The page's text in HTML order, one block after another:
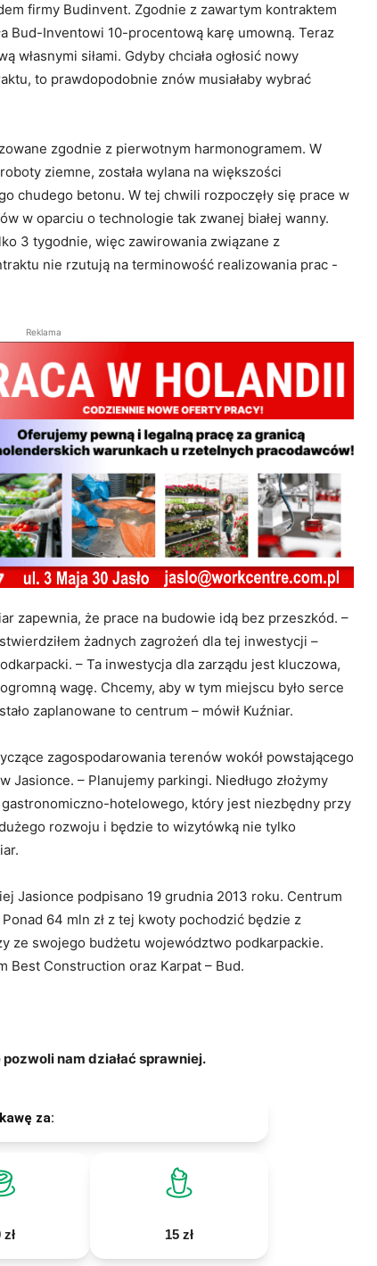
firmy Budinvent. Zgodnie z zawartym kontraktem
Bud-Inventowi 10-procentową karę umowną. Teraz
własnymi siłami. Gdyby chciała ogłosić nowy
to prawdopodobnie znów musiałaby wybrać
zgodnie z pierwotnym harmonogramem. W
ziemne, została wylana na większości
chudego betonu. W tej chwili rozpoczęły się prace w
w oparciu o technologie tak zwanej białej wanny.
3 tygodnie, więc zawirowania związane z
nie rzutują na terminowość realizowania prac -
Reklama
zapewnia, że prace na budowie idą bez przeszkód. –
żadnych zagrożeń dla tej inwestycji –
– Ta inwestycja dla zarządu jest kluczowa,
wagę. Chcemy, aby w tym miejscu było serce
zaplanowane to centrum – mówił Kuźniar.
zagospodarowania terenów wokół powstającego
– Planujemy parkingi. Niedługo złożymy
hotelowego, który jest niezbędny przy
rozwoju i będzie to wizytówką nie tylko
Jasionce podpisano 19 grudnia 2013 roku. Centrum
64 mln zł z tej kwoty pochodzić będzie z
ze swojego budżetu województwo podkarpackie.
Best Construction oraz Karpat – Bud.
nam działać sprawniej.
za:
zł 15 zł